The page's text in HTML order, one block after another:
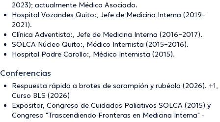
2023); actualmente Médico Asociado.
Hospital Vozandes Quito:, Jefe de Medicina Interna (2019–
2021).
Clínica Adventista:, Jefe de Medicina Interna (2016–2017).
SOLCA Núcleo Quito:, Médico Internista (2015–2016).
Hospital Padre Carollo:, Médico Internista (2015).
Conferencias
Respuesta rápida a brotes de sarampión y rubéola (2026). +1,
Curso BLS (2026)
Expositor, Congreso de Cuidados Paliativos SOLCA (2015) y
Congreso "Trascendiendo Fronteras en Medicina Interna" -